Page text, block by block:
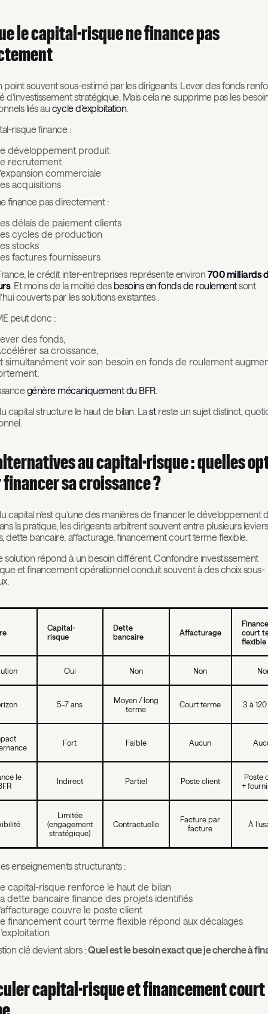
le capital-risque ne finance pas
point souvent sous-estimé par les dirigeants. Lever des fonds
d’investissement stratégique. Mais cela ne supprime pas les
liés au cycle d’exploitation.
risque finance :
développement produit
recrutement
commerciale
acquisitions
finance pas directement :
délais de paiement clients
cycles de production
stocks
factures fournisseurs
le crédit inter-entreprises représente environ700 milliards
. Et moins de la moitié des besoins en fonds de roulementsont
couverts par les solutions existantes .
peut donc :
des fonds,
sa croissance,
simultanément voir son besoin en fonds de roulement
génère mécaniquement du BFR.
capital structure le haut de bilan. Lastreste un sujet distinct,
au capital-risque : quelles
sa croissance ?
capital n’est qu’une des manières de financer le développement
la pratique, les dirigeants arbitrent souvent entre plusieurs
dette bancaire, affacturage, financement court terme flexible.
solution répond à un besoin différent. Confondre investissement
et financement opérationnel conduit souvent à des choix sous-
Capital-
risque
Dette
bancaire
Affacturage
court
flexible
Oui Non Non
5–7 ans
Moyen / long
terme
Court terme 3 à
Fort Faible Aucun
le
Indirect Partiel Poste client
Poste
+
Limitée
(engagement
stratégique)
Contractuelle
Facture par
facture
À
enseignements structurants :
capital-risque renforce le haut de bilan
dette bancaire finance des projets identifiés
couvre le poste client
financement court terme flexible répond aux décalages
clé devient alors :Quel est le besoin exact que je cherche à
capital-risque et financement court